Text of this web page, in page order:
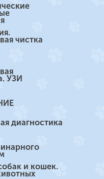
чистка
УЗИ
диагностика
и кошек.